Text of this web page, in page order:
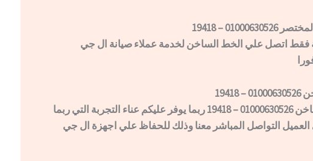
– 19418
فقط اتصل علي الخط الساخن لخدمة عملاء صيانة ال جي
تواصلكم معنا عبر الخط الساخن 01000630526 – 19418 ربما يوفر عليكم عناء التجربة التي ربما
التواصل المباشر معنا وذلك للحفاظ علي اجهزة ال جي